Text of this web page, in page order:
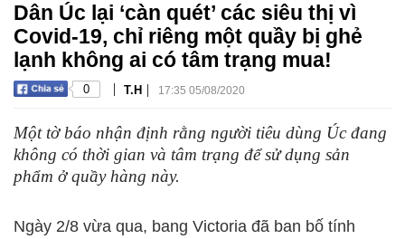
Dân Úc lại ‘càn quét’ các siêu thị vì
Covid-19, chỉ riêng một quầy bị ghẻ
lạnh không ai có tâm trạng mua!
0 | T.H | 17:35 05/08/2020
Một tờ báo nhận định rằng người tiêu dùng Úc đang
không có thời gian và tâm trạng để sử dụng sản
phẩm ở quầy hàng này.
Ngày 2/8 vừa qua, bang Victoria đã ban bố tính